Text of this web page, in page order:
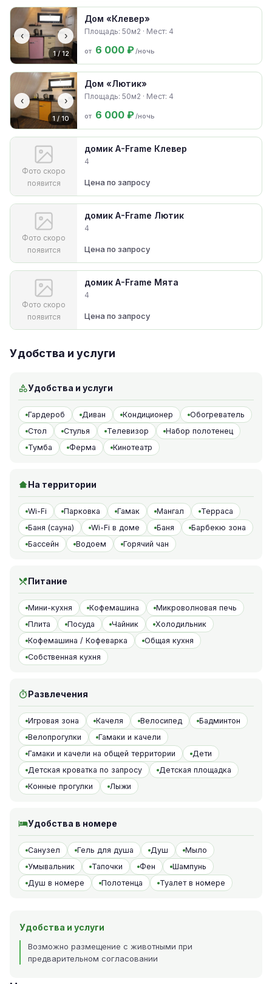
‹ ›
1 / 12
Дом «Клевер»
Площадь: 50м2 · Мест: 4
от 6 000 ₽/ночь
‹ ›
1 / 10
Дом «Лютик»
Площадь: 50м2 · Мест: 4
от 6 000 ₽/ночь
Фото скоро
появится
домик A-Frame Клевер
4
Цена по запросу
Фото скоро
появится
домик A-Frame Лютик
4
Цена по запросу
Фото скоро
появится
домик A-Frame Мята
4
Цена по запросу
Удобства и услуги
Удобства и услуги
Гардероб Диван Кондиционер
Обогреватель
Стол
Стулья Телевизор
Набор полотенец
Тумба
Ферма Кинотеатр
На территории
Wi-Fi Парковка Гамак Мангал
Терраса
Баня (сауна)
Wi-Fi в доме Баня
Барбекю зона
Бассейн
Водоем Горячий чан
Питание
Мини-кухня Кофемашина
Микроволновая печь
Плита
Посуда Чайник
Холодильник
Кофемашина / Кофеварка
Общая кухня
Собственная кухня
Развлечения
Игровая зона Качеля Велосипед
Бадминтон
Велопрогулки
Гамаки и качели
Гамаки и качели на общей территории
Дети
Детская кроватка по запросу
Детская площадка
Конные прогулки
Лыжи
Удобства в номере
Санузел Гель для душа Душ
Мыло
Умывальник
Тапочки Фен
Шампунь
Душ в номере
Полотенца Туалет в номере
Удобства и услуги
Возможно размещение с животными при
предварительном согласовании